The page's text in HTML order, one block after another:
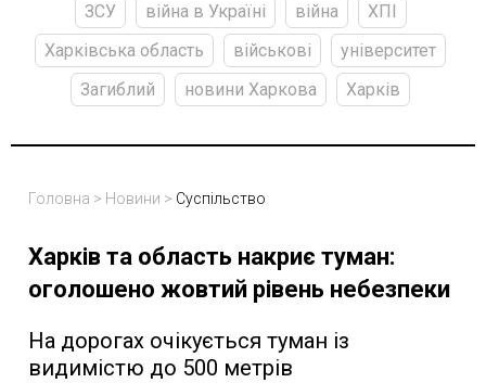
ЗСУ війна в Україні війна
ХПІ
Харківська область
військові
університет
Загиблий
новини Харкова Харків
Головна > Новини > Суспільство
Харків та область накриє туман:
оголошено жовтий рівень небезпеки
На дорогах очікується туман із
видимістю до 500 метрів